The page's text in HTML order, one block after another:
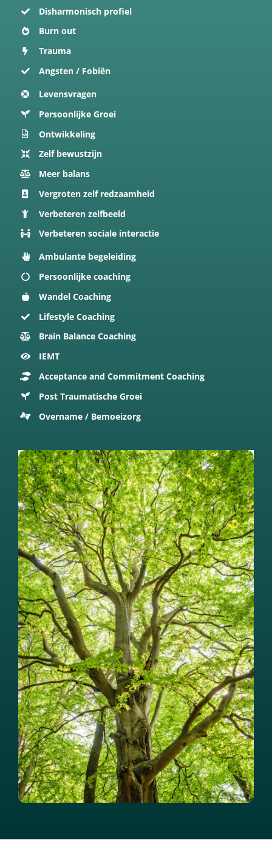
Disharmonisch profiel
Burn out
Trauma
Angsten / Fobiën
Levensvragen
Persoonlijke Groei
Ontwikkeling
Zelf bewustzijn
Meer balans
Vergroten zelf redzaamheid
Verbeteren zelfbeeld
Verbeteren sociale interactie
Ambulante begeleiding
Persoonlijke coaching
Wandel Coaching
Lifestyle Coaching
Brain Balance Coaching
IEMT
Acceptance and Commitment Coaching
Post Traumatische Groei
Overname / Bemoeizorg